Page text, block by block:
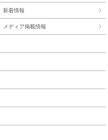
新着情報
メディア掲載情報